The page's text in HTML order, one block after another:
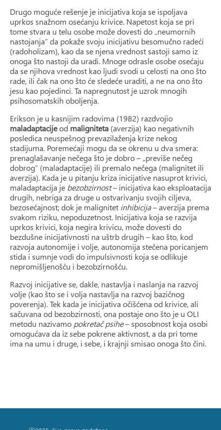
Drugo moguće rešenje je inicijativa koja se ispoljava
uprkos snažnom osećanju krivice. Napetost koja se pri
tome stvara u telu osobe može dovesti do „neumornih
nastojanja” da pokaže svoju inicijativu besomučno radeći
(radoholizam), kao da se njena vrednost sastoji samo iz
onoga što nastoji da uradi. Mnoge odrasle osobe osećaju
da se njihova vrednost kao ljudi svodi u celosti na ono što
rade, ili čak na ono što će sledeće uraditi, a ne na ono što
jesu kao pojedinci. Ta napregnutost je uzrok mnogih
psihosomatskih oboljenja.
Erikson je u kasnijim radovima (1982) razdvojio
maladaptacijeod maligniteta (averzija) kao negativnih
posledica neuspešnog prevazilaženja krize nekog
stadijuma. Poremećaji mogu da se okrenu u dva smera:
prenaglašavanje nečega što je dobro – „previše nečeg
dobrog” (maladaptacije) ili premalo nečega (malignitet ili
averzija). Kada je u pitanju kriza inicijative nasuprot krivici,
maladaptacija je bezobzirnost– inicijativa kao eksploatacija
drugih, nebriga za druge u ostvarivanju svojih ciljeva,
bezosećajnost; dok je malignitet inhibicija– averzija prema
svakom riziku, nepoduzetnost. Inicijativa koja se razvija
uprkos krivici, koja negira krivicu, može dovesti do
bezdušne inicijativnosti na uštrb drugih – kao što, kod
razvoja autonomije i volje, autonomija stečena poricanjem
stida i sumnje vodi do impulsivnosti koja se odlikuje
nepromišljenošću i bezobzirnošću.
Razvoj inicijative se, dakle, nastavlja i naslanja na razvoj
volje (kao što se i volja nastavlja na razvoj bazičnog
poverenja). Tek kada je inicijativa očišćena od krivice, ali
sačuvana od bezobzirnosti, ona postaje ono što je u OLI
metodu nazivamo pokretač psihe– sposobnost koja osobi
omogućava da iz sebe pokrene aktivnost, a da pri tome
ima na umu i druge, i sebe, i krajnji smisao onoga što čini.